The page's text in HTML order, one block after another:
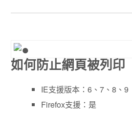
如何防止網頁被列印
IE支援版本：6、7、8、9
Firefox支援：是